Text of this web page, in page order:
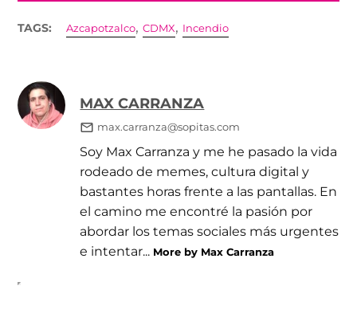
TAGS: Azcapotzalco,CDMX, Incendio
MAX CARRANZA
max.carranza@sopitas.com
Soy Max Carranza y me he pasado la vida
rodeado de memes, cultura digital y
bastantes horas frente a las pantallas. En
el camino me encontré la pasión por
abordar los temas sociales más urgentes
e intentar... More by Max Carranza